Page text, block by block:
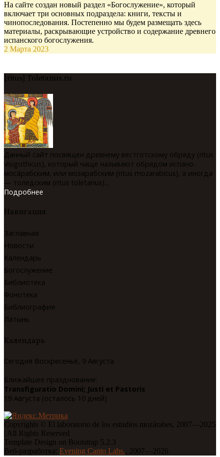
На сайте создан новый раздел «Богослужение», который
включает три основных подраздела: книги, тексты и
чинопоследования. Постепенно мы будем размещать здесь
материалы, раскрывающие устройство и содержание древнего
испанского богослужения.
2 Марта 2023
[ritus] Toletanus.ru
Данный сайт посвящен древнему вестготскому обряду (ritus
visigothicus), который чаще называют обрядом испано-
мосáрабским, или мозарабским (ritus mozarabicus), а иногда
— толедским (ritus toletanus)...
Подробнее
Навигация
Заглавная
Новости
Календарь
Богослужение
Библиотека
Фонотека
Библиография
Латынь
Календарь
Сегодня Воскресенье, 9 Августа
Ближайшее празднование:
Transfiguratio Domini; Justi et Pastoris
19 Августа (осталось 10 дней)
Copyrights © El laboratorio de los estudios mozárabes, 2007—2025
| All Rights Reserved
Template Design on Bootstrap 5.2.3
Веб-разработка: Evening Canto Labs., 2007—2026